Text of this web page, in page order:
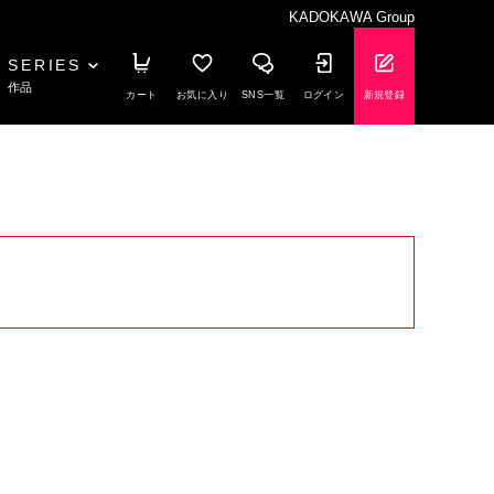
KADOKAWA Group
SERIES
作品
カート お気に入り SNS一覧 ログイン 新規登録